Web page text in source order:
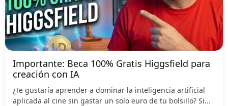
Importante: Beca 100% Gratis Higgsfield para
creación con IA
¿Te gustaría aprender a dominar la inteligencia artificial
aplicada al cine sin gastar un solo euro de tu bolsillo? Si...